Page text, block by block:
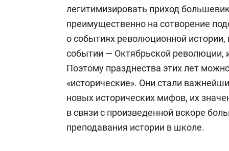
легитимизировать приход
преимущественно на сотворение
о событиях революционной
событии — Октябрьской революции,
Поэтому празднества этих лет
«исторические». Они стали
новых исторических мифов, их
в связи с произведенной вскоре
преподавания истории в школе.